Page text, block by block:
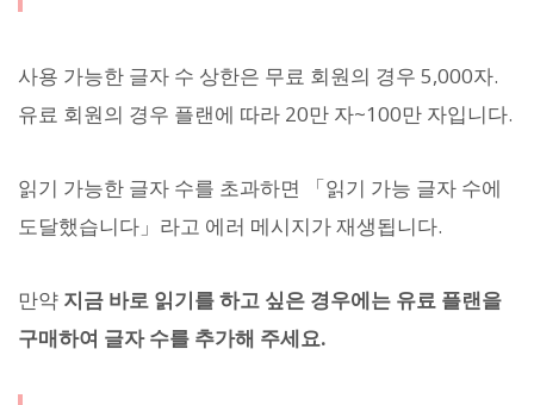
사용 가능한 글자 수 상한은 무료 회원의 경우 5,000자.
유료 회원의 경우 플랜에 따라 20만 자~100만 자입니다.
읽기 가능한 글자 수를 초과하면 「읽기 가능 글자 수에
도달했습니다」라고 에러 메시지가 재생됩니다.
만약 지금 바로 읽기를 하고 싶은 경우에는 유료 플랜을
구매하여 글자 수를 추가해 주세요.